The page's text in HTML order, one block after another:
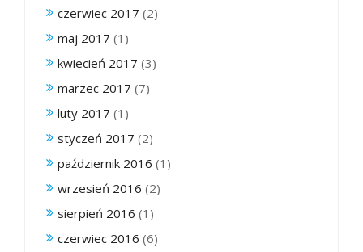
czerwiec 2017 (2)
maj 2017 (1)
kwiecień 2017 (3)
marzec 2017 (7)
luty 2017 (1)
styczeń 2017 (2)
październik 2016 (1)
wrzesień 2016 (2)
sierpień 2016 (1)
czerwiec 2016 (6)